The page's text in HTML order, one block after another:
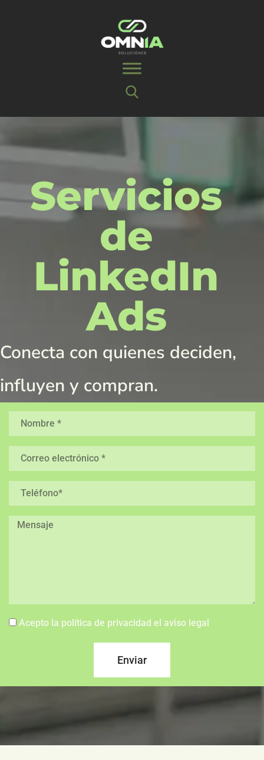
Acepto la política de privacidad el aviso legal
Enviar
Servicios
de
LinkedIn
Ads
Conecta con quienes deciden,
influyen y compran.